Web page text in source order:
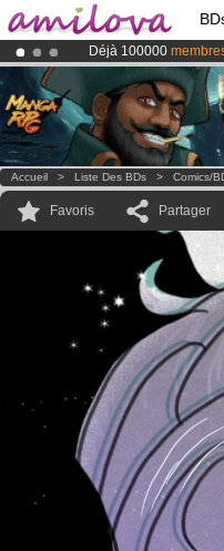
Déjà 100000
Abonnement
LeKickstarter
Accueil > Liste Des BDs > Comics/
Favoris Partager